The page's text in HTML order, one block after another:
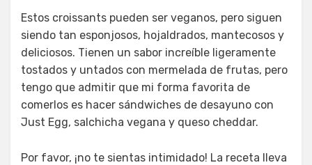
Estos croissants pueden ser veganos, pero siguen
siendo tan esponjosos, hojaldrados, mantecosos y
deliciosos. Tienen un sabor increíble ligeramente
tostados y untados con mermelada de frutas, pero
tengo que admitir que mi forma favorita de
comerlos es hacer sándwiches de desayuno con
Just Egg, salchicha vegana y queso cheddar.
Por favor, ¡no te sientas intimidado! La receta lleva